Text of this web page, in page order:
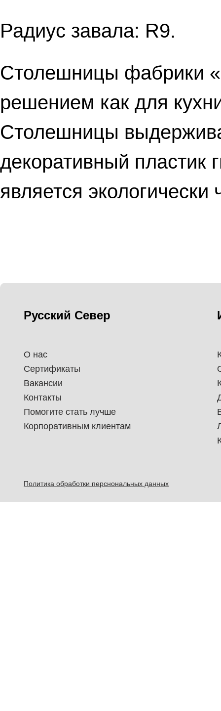
Радиус завала: R9.
Столешницы фабрики
решением как для
Столешницы
декоративный пластик
является
Русский Север
О нас
Сертификаты
Вакансии
Контакты
Помогите стать лучше
Корпоративным клиентам
Политика обработки перснональных данных